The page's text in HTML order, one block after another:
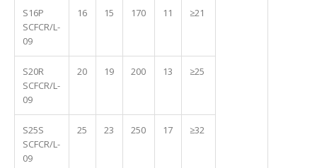
S16P
SCFCR/L-
09
16 15 170 11 ≥21
S20R
SCFCR/L-
09
20 19 200 13 ≥25
S25S
SCFCR/L-
09
25 23 250 17 ≥32